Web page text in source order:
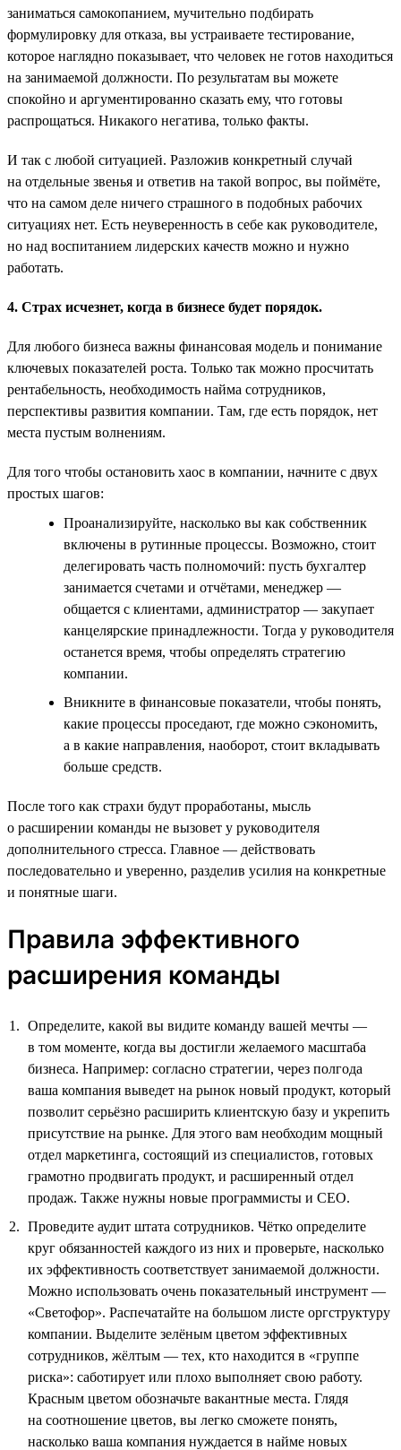
заниматься самокопанием, мучительно подбирать
формулировку для отказа, вы устраиваете тестирование,
которое наглядно показывает, что человек не готов находиться
на занимаемой должности. По результатам вы можете
спокойно и аргументированно сказать ему, что готовы
распрощаться. Никакого негатива, только факты.
И так с любой ситуацией. Разложив конкретный случай
на отдельные звенья и ответив на такой вопрос, вы поймёте,
что на самом деле ничего страшного в подобных рабочих
ситуациях нет. Есть неуверенность в себе как руководителе,
но над воспитанием лидерских качеств можно и нужно
работать.
4. Страх исчезнет, когда в бизнесе будет порядок.
Для любого бизнеса важны финансовая модель и понимание
ключевых показателей роста. Только так можно просчитать
рентабельность, необходимость найма сотрудников,
перспективы развития компании. Там, где есть порядок, нет
места пустым волнениям.
Для того чтобы остановить хаос в компании, начните с двух
простых шагов:
Проанализируйте, насколько вы как собственник
включены в рутинные процессы. Возможно, стоит
делегировать часть полномочий: пусть бухгалтер
занимается счетами и отчётами, менеджер —
общается с клиентами, администратор — закупает
канцелярские принадлежности. Тогда у руководителя
останется время, чтобы определять стратегию
компании.
Вникните в финансовые показатели, чтобы понять,
какие процессы проседают, где можно сэкономить,
а в какие направления, наоборот, стоит вкладывать
больше средств.
После того как страхи будут проработаны, мысль
о расширении команды не вызовет у руководителя
дополнительного стресса. Главное — действовать
последовательно и уверенно, разделив усилия на конкретные
и понятные шаги.
Правила эффективного
расширения команды
Определите, какой вы видите команду вашей мечты —
в том моменте, когда вы достигли желаемого масштаба
бизнеса. Например: согласно стратегии, через полгода
ваша компания выведет на рынок новый продукт, который
позволит серьёзно расширить клиентскую базу и укрепить
присутствие на рынке. Для этого вам необходим мощный
отдел маркетинга, состоящий из специалистов, готовых
грамотно продвигать продукт, и расширенный отдел
продаж. Также нужны новые программисты и СЕО.
Проведите аудит штата сотрудников. Чётко определите
круг обязанностей каждого из них и проверьте, насколько
их эффективность соответствует занимаемой должности.
Можно использовать очень показательный инструмент —
«Светофор». Распечатайте на большом листе оргструктуру
компании. Выделите зелёным цветом эффективных
сотрудников, жёлтым — тех, кто находится в «группе
риска»: саботирует или плохо выполняет свою работу.
Красным цветом обозначьте вакантные места. Глядя
на соотношение цветов, вы легко сможете понять,
насколько ваша компания нуждается в найме новых